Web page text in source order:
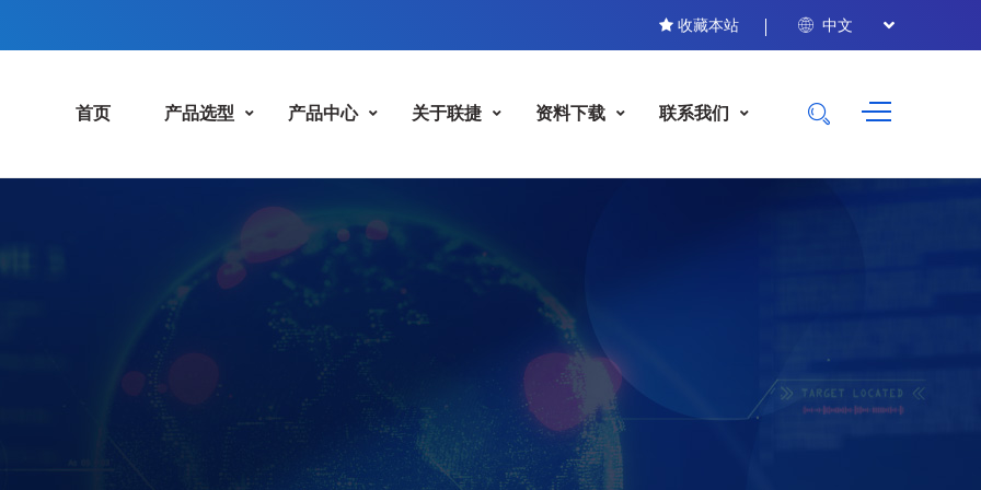
收藏本站 中文
首页 产品选型 产品中心 关于联捷 资料下载 联系我们